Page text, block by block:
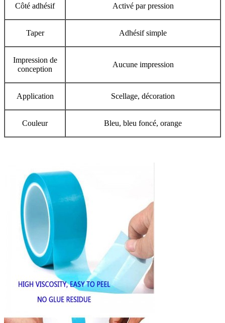
Côté adhésif Activé par pression
Taper Adhésif simple
Impression de
conception
Aucune impression
Application Scellage, décoration
Couleur Bleu, bleu foncé, orange